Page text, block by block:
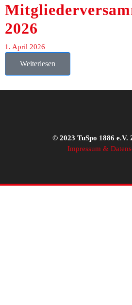
2026
1. April 2026
Weiterlesen
© 2023 TuSpo 1886 e.V.
Impressum &